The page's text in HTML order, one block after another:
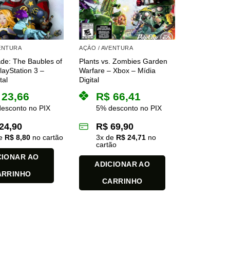
The Baubles of
3 –
23,66
no PIX
R$ 8,80 no cartão
AO
AÇÃO / AVENTURA
Plants vs. Zombies Garden
Warfare – Xbox – Mídia
Digital
R$ 66,41
5% desconto no PIX
R$ 69,90
3x de R$ 24,71 no
cartão
ADICIONAR AO
CARRINHO